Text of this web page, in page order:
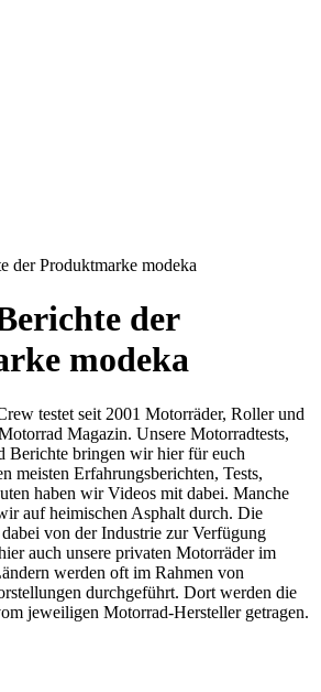
der Produktmarke modeka
der
modeka
testet seit 2001 Motorräder, Roller und
Magazin. Unsere Motorradtests,
Berichte bringen wir hier für euch
meisten Erfahrungsberichten, Tests,
haben wir Videos mit dabei. Manche
auf heimischen Asphalt durch. Die
von der Industrie zur Verfügung
auch unsere privaten Motorräder im
werden oft im Rahmen von
durchgeführt. Dort werden die
jeweiligen Motorrad-Hersteller getragen.